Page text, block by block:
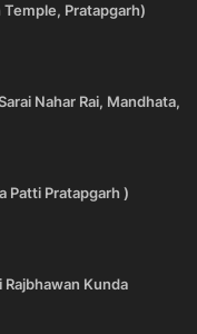
Temple, Pratapgarh)
( Sarai Nahar Rai, Mandhata,
Patti Pratapgarh )
Rajbhawan Kunda